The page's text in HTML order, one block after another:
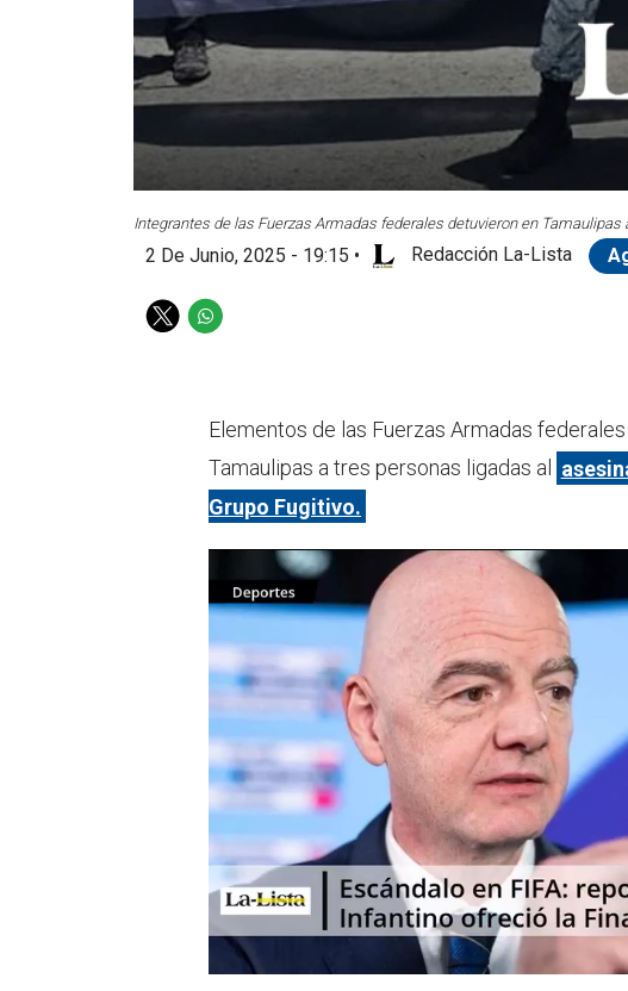
Integrantes de las Fuerzas Armadas federales detuvieron en
2 De Junio, 2025 - 19:15 • Redacción La-Lista
T
W
s
p
p
Elementos de las Fuerzas Armadas
Tamaulipas a tres personas ligadas al
Grupo Fugitivo.